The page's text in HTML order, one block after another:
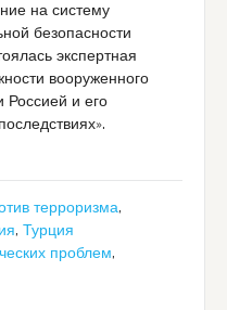
на систему
безопасности
экспертная
вооруженного
Россией и его
терроризма,
,Турция
проблем,